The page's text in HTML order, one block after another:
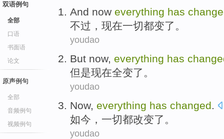
双语例句
全部
口语
书面语
论文
原声例句
全部
音频例句
视频例句
And now everything has
不过， 现在一切都变了。
youdao
But now, everything has
但是现在全变了。
youdao
Now, everything has changed
如今 ， 一切都改变了。
youdao